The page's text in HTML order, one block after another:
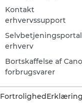
Kontakt
erhvervssupport
Selvbetjeningsportal
erhverv
Bortskaffelse af
forbrugsvarer
Fortrolighed